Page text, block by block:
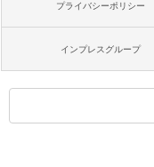
プライバシーポリシー
インプレスグループ